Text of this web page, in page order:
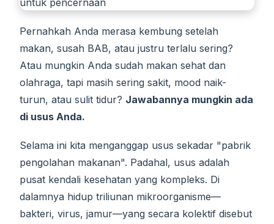
Pernahkah Anda merasa kembung setelah
makan, susah BAB, atau justru terlalu sering?
Atau mungkin Anda sudah makan sehat dan
olahraga, tapi masih sering sakit, mood naik-
turun, atau sulit tidur? Jawabannya mungkin ada
di usus Anda.
Selama ini kita menganggap usus sekadar "pabrik
pengolahan makanan". Padahal, usus adalah
pusat kendali kesehatan yang kompleks. Di
dalamnya hidup triliunan mikroorganisme—
bakteri, virus, jamur—yang secara kolektif disebut